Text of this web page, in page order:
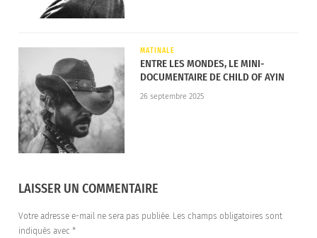
MATINALE
ENTRE LES MONDES, LE MINI-
DOCUMENTAIRE DE CHILD OF AYIN
26 septembre 2025
LAISSER UN COMMENTAIRE
Votre adresse e-mail ne sera pas publiée. Les champs obligatoires sont
indiqués avec *